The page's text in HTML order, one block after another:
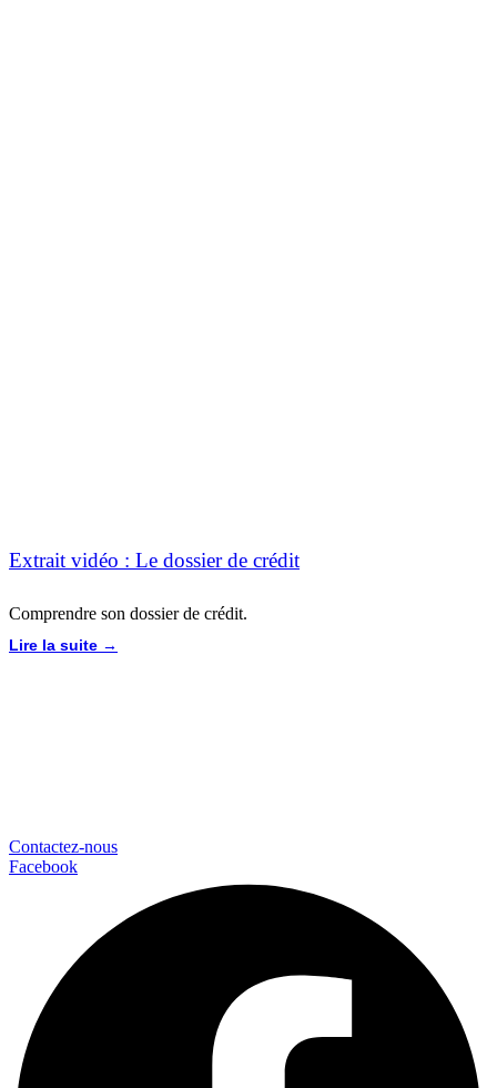
Extrait vidéo : Le dossier de crédit
Comprendre son dossier de crédit.
Lire la suite →
Contactez-nous
Facebook